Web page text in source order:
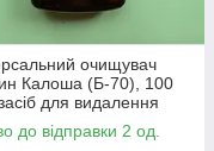
очищувач
Калоша (Б-70), 100
для видалення
та складних
до відправки 2 од.